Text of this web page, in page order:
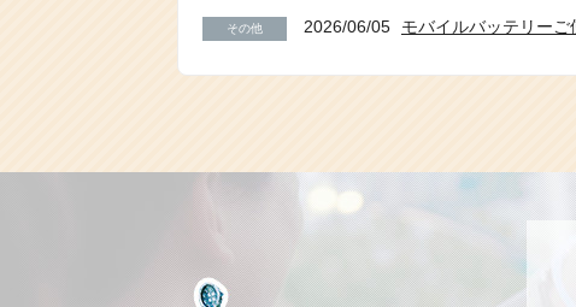
その他 2026/06/05 モバイルバッテリー
スカイバス 2026/03/11 【富山】スカイバス
スカイダック 2026/02/25 「海外旅行・国内旅行